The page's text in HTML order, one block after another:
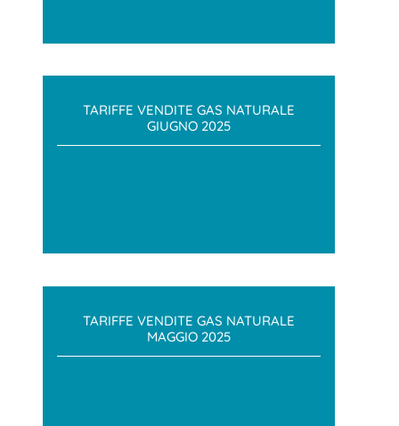
TARIFFE VENDITE GAS NATURALE
GIUGNO 2025
TARIFFE VENDITE GAS NATURALE
MAGGIO 2025